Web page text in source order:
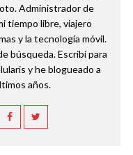
Administrador de
tiempo libre, viajero
y la tecnología móvil.
búsqueda. Escribí para
y he blogueado a
años.